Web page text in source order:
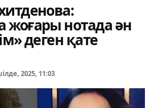
нотада ән
деген қате
2025, 11:03